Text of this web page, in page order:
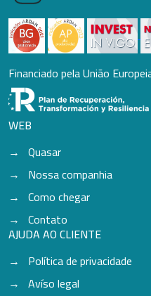
Financiado pela União
WEB
Quasar
Nossa companhia
Como chegar
Contato
AJUDA AO CLIENTE
Política de privacidade
Avíso legal